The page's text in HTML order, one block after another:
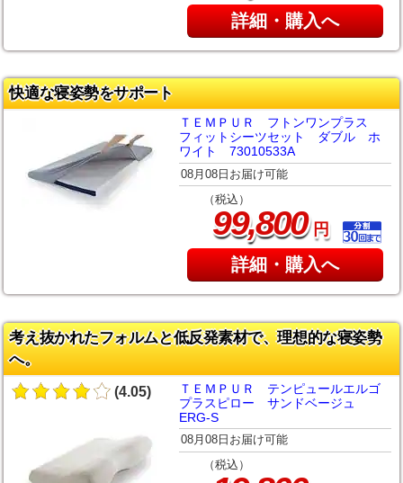
詳細・購入へ
快適な寝姿勢をサポート
ＴＥＭＰＵＲ フトンワンプラス
フィットシーツセット ダブル ホ
ワイト 73010533A
08月08日お届け可能
（税込）
99,800円
詳細・購入へ
考え抜かれたフォルムと低反発素材で、理想的な寝姿勢
へ。
(4.05)
ＴＥＭＰＵＲ テンピュールエルゴ
プラスピロー サンドベージュ
ERG-S
08月08日お届け可能
（税込）